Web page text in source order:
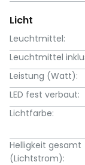
Licht
Leuchtmittel:
Leuchtmittel
Leistung (Watt):
LED fest verbaut:
Lichtfarbe:
Helligkeit gesamt
(Lichtstrom):